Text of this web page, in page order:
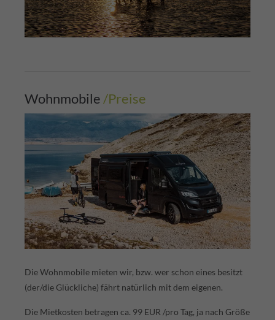
Wohnmobile /Preise
Die Wohnmobile mieten wir, bzw. wer schon eines besitzt
(der/die Glückliche) fährt natürlich mit dem eigenen.
Die Mietkosten betragen ca. 99 EUR /pro Tag, ja nach Größe